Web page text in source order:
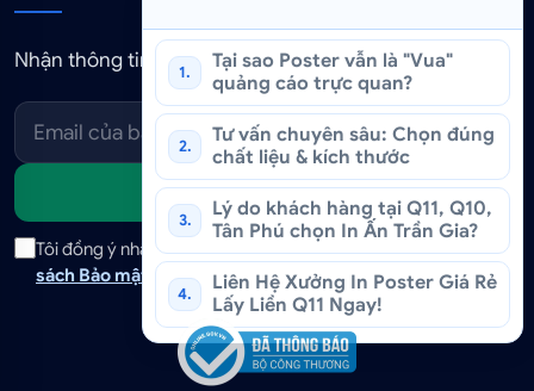
1.
Tại sao Poster vẫn là "Vua"
quảng cáo trực quan?
2.
Tư vấn chuyên sâu: Chọn đúng
chất liệu & kích thước
3.
Lý do khách hàng tại Q11, Q10,
Tân Phú chọn In Ấn Trần Gia?
4.
Liên Hệ Xưởng In Poster Giá Rẻ
Lấy Liền Q11 Ngay!
Nhận thông tin khuyến mãi và báo giá in ấn mới nhất.
Gửi
Tôi đồng ý nhận tin tức và ưu đãi qua email. Tôi đã đọcChính
sách Bảo mật
và có thể hủy đăng ký bất cứ lúc nào.